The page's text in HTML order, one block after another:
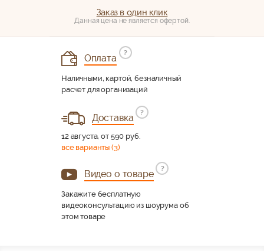
Заказ в один клик
Данная цена не является офертой.
Оплата
?
Наличными, картой, безналичный
расчет для организаций
Доставка
?
12 августа, от 590 руб.
все варианты (3)
Видео о товаре
?
Закажите бесплатную
видеоконсультацию из шоурума об
этом товаре